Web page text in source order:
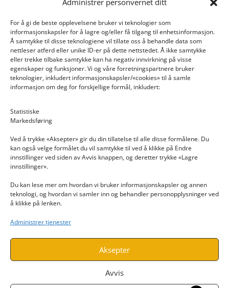
Administrer personvernet ditt
For å gi de beste opplevelsene bruker vi teknologier som
informasjonskapsler for å lagre og/eller få tilgang til enhetsinformasjon.
Å samtykke til disse teknologiene vil tillate oss å behandle data som
nettleser atferd eller unike ID-er på dette nettstedet. Å ikke samtykke
eller trekke tilbake samtykke kan ha negativ innvirkning på visse
egenskaper og funksjoner. Vi og våre forretningspartnere bruker
teknologier, inkludert informasjonskapsler/«cookies» til å samle
informasjon om deg for forskjellige formål, inkludert:
Statistiske
Markedsføring
Ved å trykke «Aksepter» gir du din tillatelse til alle disse formålene. Du
kan også velge formålet du vil samtykke til ved å klikke på Endre
innstillinger ved siden av Avvis knappen, og deretter trykke «Lagre
innstillinger».
Du kan lese mer om hvordan vi bruker informasjonskapsler og annen
teknologi, og hvordan vi samler inn og behandler personopplysninger ved
å klikke på lenken.
Administrer tjenester
Aksepter
Avvis
INFORMASJON
Personvern